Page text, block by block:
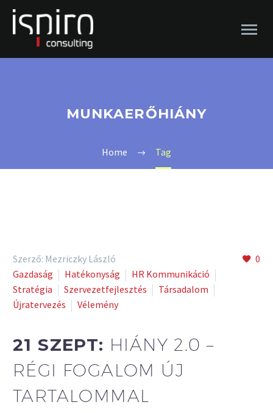
MUNKAERŐHIÁNY
Home Tag
0
Szerző: Mezriczky László
Gazdaság
Hatékonyság
HR Kommunikáció
Stratégia
Szervezetfejlesztés
Társadalom
Újratervezés
Vélemény
21 SZEPT: HIÁNY 2.0 –
RÉGI FOGALOM ÚJ
TARTALOMMAL